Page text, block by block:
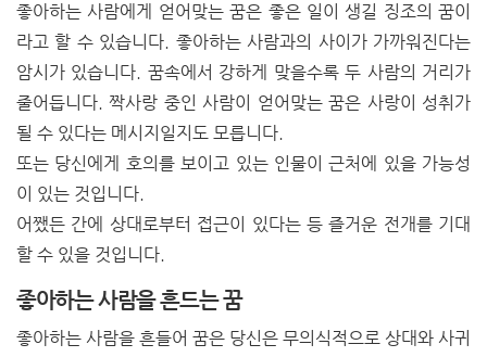
좋아하는 사람에게 얻어맞는 꿈은 좋은 일이 생길 징조의 꿈이
라고 할 수 있습니다. 좋아하는 사람과의 사이가 가까워진다는
암시가 있습니다. 꿈속에서 강하게 맞을수록 두 사람의 거리가
줄어듭니다. 짝사랑 중인 사람이 얻어맞는 꿈은 사랑이 성취가
될 수 있다는 메시지일지도 모릅니다.
또는 당신에게 호의를 보이고 있는 인물이 근처에 있을 가능성
이 있는 것입니다.
어쨌든 간에 상대로부터 접근이 있다는 등 즐거운 전개를 기대
할 수 있을 것입니다.
좋아하는 사람을 흔드는 꿈
좋아하는 사람을 흔들어 꿈은 당신은 무의식적으로 상대와 사귀